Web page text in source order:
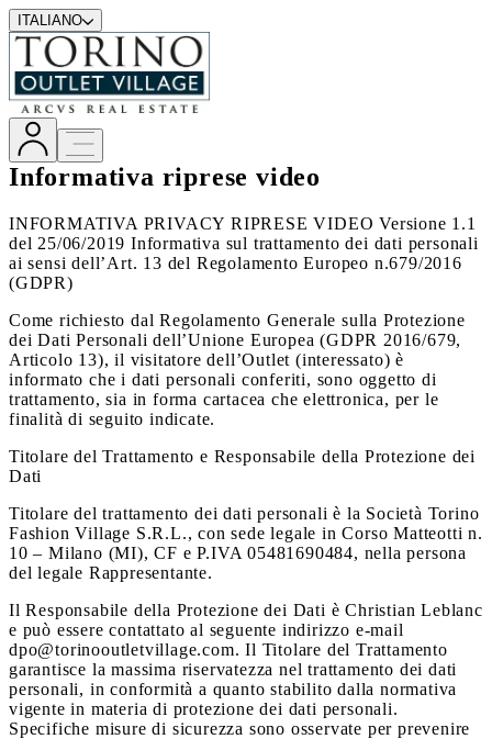
ITALIANO
Informativa riprese video
INFORMATIVA PRIVACY RIPRESE VIDEO Versione 1.1
del 25/06/2019 Informativa sul trattamento dei dati personali
ai sensi dell’Art. 13 del Regolamento Europeo n.679/2016
(GDPR)
Come richiesto dal Regolamento Generale sulla Protezione
dei Dati Personali dell’Unione Europea (GDPR 2016/679,
Articolo 13), il visitatore dell’Outlet (interessato) è
informato che i dati personali conferiti, sono oggetto di
trattamento, sia in forma cartacea che elettronica, per le
finalità di seguito indicate.
Titolare del Trattamento e Responsabile della Protezione dei
Dati
Titolare del trattamento dei dati personali è la Società Torino
Fashion Village S.R.L., con sede legale in Corso Matteotti n.
10 – Milano (MI), CF e P.IVA 05481690484, nella persona
del legale Rappresentante.
Il Responsabile della Protezione dei Dati è Christian Leblanc
e può essere contattato al seguente indirizzo e-mail
dpo@torinooutletvillage.com. Il Titolare del Trattamento
garantisce la massima riservatezza nel trattamento dei dati
personali, in conformità a quanto stabilito dalla normativa
vigente in materia di protezione dei dati personali.
Specifiche misure di sicurezza sono osservate per prevenire